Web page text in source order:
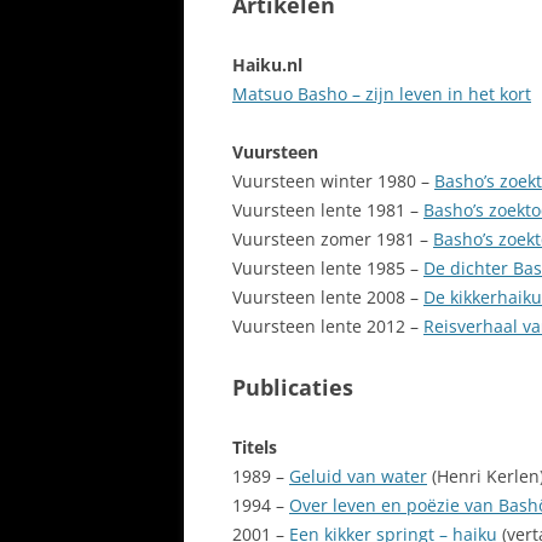
Haiku.nl
Matsuo Basho – zijn leven in het kort
Vuursteen
Vuursteen winter 1980 – Basho’s
Vuursteen lente 1981 – Basho’s
Vuursteen zomer 1981 – Basho’s
Vuursteen lente 1985 – De dichter
Vuursteen lente 2008 – De
Vuursteen lente 2012 – Reisverhaal
Publicaties
Titels
1989 – Geluid van water (Henri
1994 – Over leven en poëzie van
2001 – Een kikker springt – haiku